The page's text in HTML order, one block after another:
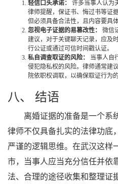
轻信口头承诺：
许多当事人认为
律师提醒，保证书、悔过书等证
但必须具备合法性，且内容要具体
忽视电子证据的易篡改性：
微信
建议，对于关键聊天记录，应及
行公证或通过可信时间戳认证。
私自调查取证的风险：
当事人自
侵犯隐私权的风险。律师通常建
院依职权调取，以确保取证行为的
八、 结语
离婚证据的准备是一个系
律师不仅具备扎实的法律功底
严谨的逻辑思维。在武汉这样
市，当事人应当充分信任并依
法、合理的途径收集和整理证